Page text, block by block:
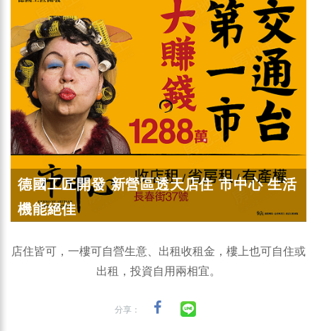
德國工匠開發 新營區透天店住 市中心 生活
機能絕佳
店住皆可，一樓可自營生意、出租收租金，樓上也可自住或
出租，投資自用兩相宜。
分享：